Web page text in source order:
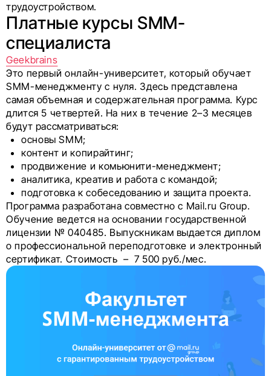
трудоустройством.
Платные курсы SMM-
специалиста
Geekbrains
Это первый онлайн-университет, который обучает
SMM-менеджменту с нуля. Здесь представлена
самая объемная и содержательная программа. Курс
длится 5 четвертей. На них в течение 2–3 месяцев
будут рассматриваться:
основы SMM;
контент и копирайтинг;
продвижение и комьюнити-менеджмент;
аналитика, креатив и работа с командой;
подготовка к собеседованию и защита проекта.
Программа разработана совместно с Mail.ru Group.
Обучение ведется на основании государственной
лицензии № 040485. Выпускникам выдается диплом
о профессиональной переподготовке и электронный
сертификат. Стоимость – 7 500 руб./мес.